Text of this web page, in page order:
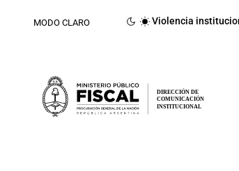
MODO CLARO Violencia
DIRECCIÓN DE
COMUNICACIÓN
INSTITUCIONAL